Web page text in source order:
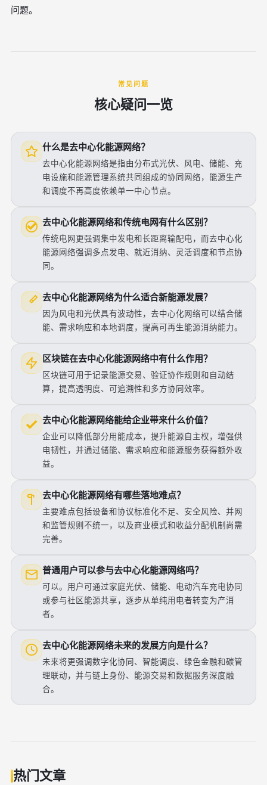
问题。
常见问题
核心疑问一览
什么是去中心化能源网络？
去中心化能源网络是指由分布式光伏、风电、储能、充
电设施和能源管理系统共同组成的协同网络，能源生产
和调度不再高度依赖单一中心节点。
去中心化能源网络和传统电网有什么区别？
传统电网更强调集中发电和长距离输配电，而去中心化
能源网络强调多点发电、就近消纳、灵活调度和节点协
同。
去中心化能源网络为什么适合新能源发展？
因为风电和光伏具有波动性，去中心化网络可以结合储
能、需求响应和本地调度，提高可再生能源消纳能力。
区块链在去中心化能源网络中有什么作用？
区块链可用于记录能源交易、验证协作规则和自动结
算，提高透明度、可追溯性和多方协同效率。
去中心化能源网络能给企业带来什么价值？
企业可以降低部分用能成本，提升能源自主权，增强供
电韧性，并通过储能、需求响应和能源服务获得额外收
益。
去中心化能源网络有哪些落地难点？
主要难点包括设备和协议标准化不足、安全风险、并网
和监管规则不统一，以及商业模式和收益分配机制尚需
完善。
普通用户可以参与去中心化能源网络吗？
可以。用户可通过家庭光伏、储能、电动汽车充电协同
或参与社区能源共享，逐步从单纯用电者转变为产消
者。
去中心化能源网络未来的发展方向是什么？
未来将更强调数字化协同、智能调度、绿色金融和碳管
理联动，并与链上身份、能源交易和数据服务深度融
合。
热门文章